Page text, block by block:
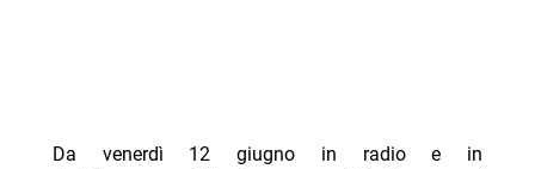
Da venerdì 12 giugno in radio e in